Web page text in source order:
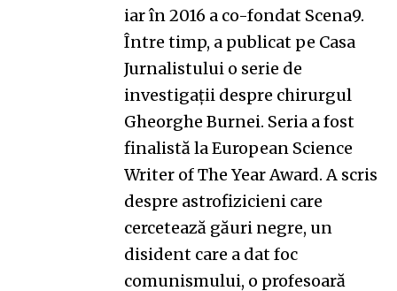
iar în 2016 a co-fondat Scena9.
Între timp, a publicat pe Casa
Jurnalistului o serie de
investigații despre chirurgul
Gheorghe Burnei. Seria a fost
finalistă la European Science
Writer of The Year Award. A scris
despre astrofizicieni care
cercetează găuri negre, un
disident care a dat foc
comunismului, o profesoară